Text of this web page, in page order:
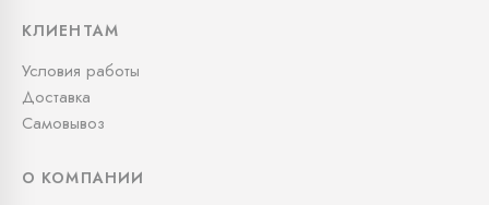
КЛИЕНТАМ
Условия работы
Доставка
Самовывоз
О КОМПАНИИ